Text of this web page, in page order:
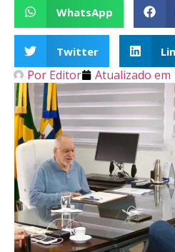
WhatsApp
Twitter
Por Editor Atualizado em